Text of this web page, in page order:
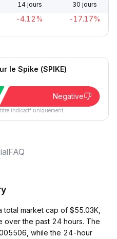
14 jours 30 jours
-4.12% -17.17%
le Spike (SPIKE)
Negative
indicatif uniquement.
FAQ
total market cap of $55.03K,
over the past 24 hours. The
while the 24-hour